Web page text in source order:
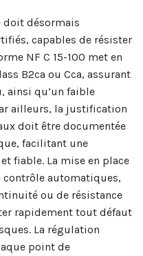
doit désormais
capables de résister
NF C 15-100 met en
B2ca ou Cca, assurant
ainsi qu’un faible
ailleurs, la justification
doit être documentée
facilitant une
fiable. La mise en place
automatiques,
ou de résistance
rapidement tout défaut
La régulation
point de